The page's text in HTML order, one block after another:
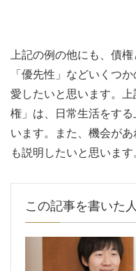
上記の例の他にも、債
「優先性」などいくつ
愛したいと思います。
権」は、日常生活をす
います。また、機会が
も説明したいと思います。
この記事を書いた人